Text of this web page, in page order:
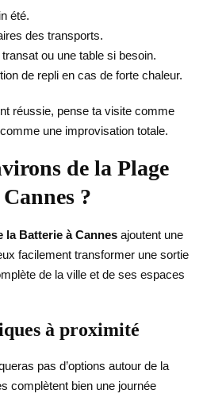
été.
des transports.
ou une table si besoin.
de repli en cas de forte chaleur.
réussie, pense ta visite comme
une improvisation totale.
de la Plage
?
la Batterie à Cannes ajoutent une
facilement transformer une sortie
de la ville et de ses espaces
à proximité
pas d’options autour de la
complètent bien une journée